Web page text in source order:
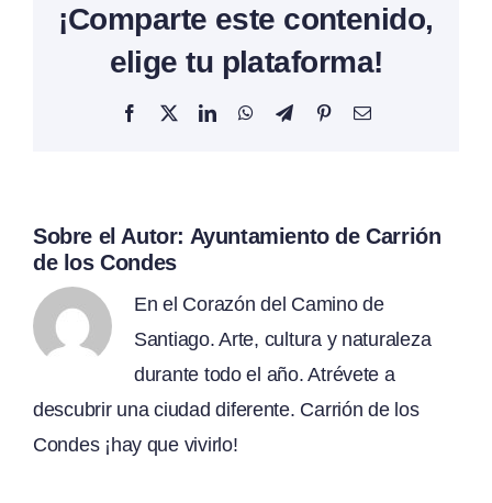
¡Comparte este contenido,
elige tu plataforma!
Facebook
X LinkedInWhatsAppTelegramPinterestCorreo
Sobre el Autor: Ayuntamiento de Carrión
de los Condes
En el Corazón del Camino de
Santiago. Arte, cultura y naturaleza
durante todo el año. Atrévete a
descubrir una ciudad diferente. Carrión de los
Condes ¡hay que vivirlo!